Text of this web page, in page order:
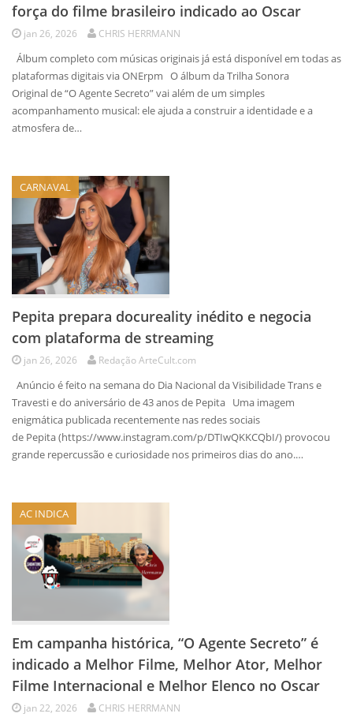
força do filme brasileiro indicado ao Oscar
jan 26, 2026 CHRIS HERRMANN
Álbum completo com músicas originais já está disponível em todas as
plataformas digitais via ONErpm O álbum da Trilha Sonora
Original de “O Agente Secreto” vai além de um simples
acompanhamento musical: ele ajuda a construir a identidade e a
atmosfera de…
CARNAVAL
Pepita prepara docureality inédito e negocia
com plataforma de streaming
jan 26, 2026 Redação ArteCult.com
Anúncio é feito na semana do Dia Nacional da Visibilidade Trans e
Travesti e do aniversário de 43 anos de Pepita Uma imagem
enigmática publicada recentemente nas redes sociais
de Pepita (https://www.instagram.com/p/DTIwQKKCQbI/) provocou
grande repercussão e curiosidade nos primeiros dias do ano.…
AC INDICA
Em campanha histórica, “O Agente Secreto” é
indicado a Melhor Filme, Melhor Ator, Melhor
Filme Internacional e Melhor Elenco no Oscar
jan 22, 2026 CHRIS HERRMANN